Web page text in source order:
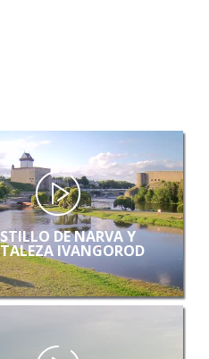
DE NARVA Y
IVANGOROD